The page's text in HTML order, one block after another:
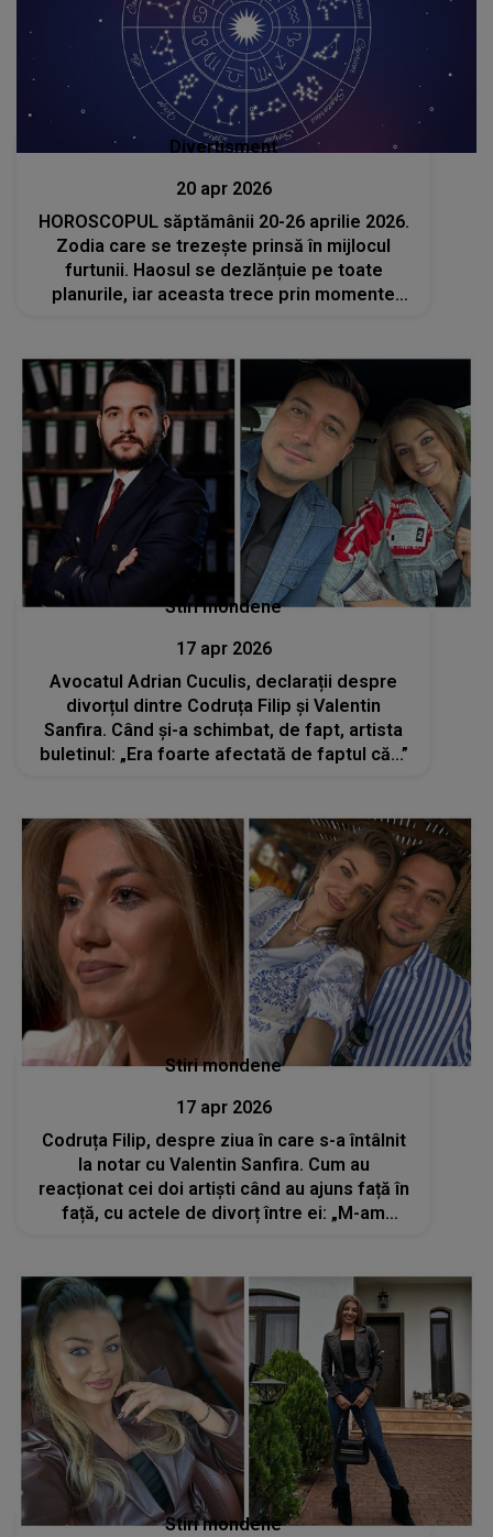
Divertisment
20 apr 2026
HOROSCOPUL săptămânii 20-26 aprilie 2026.
Zodia care se trezește prinsă în mijlocul
furtunii. Haosul se dezlănțuie pe toate
planurile, iar aceasta trece prin momente
Stiri mondene
17 apr 2026
Avocatul Adrian Cuculis, declarații despre
divorțul dintre Codruța Filip și Valentin
Sanfira. Când și-a schimbat, de fapt, artista
buletinul: „Era foarte afectată de faptul că...”
Stiri mondene
17 apr 2026
Codruța Filip, despre ziua în care s-a întâlnit
la notar cu Valentin Sanfira. Cum au
reacționat cei doi artiști când au ajuns față în
față, cu actele de divorț între ei: „M-am
Stiri mondene